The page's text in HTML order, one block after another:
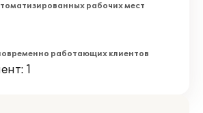
рабочих мест
работающих клиентов
1